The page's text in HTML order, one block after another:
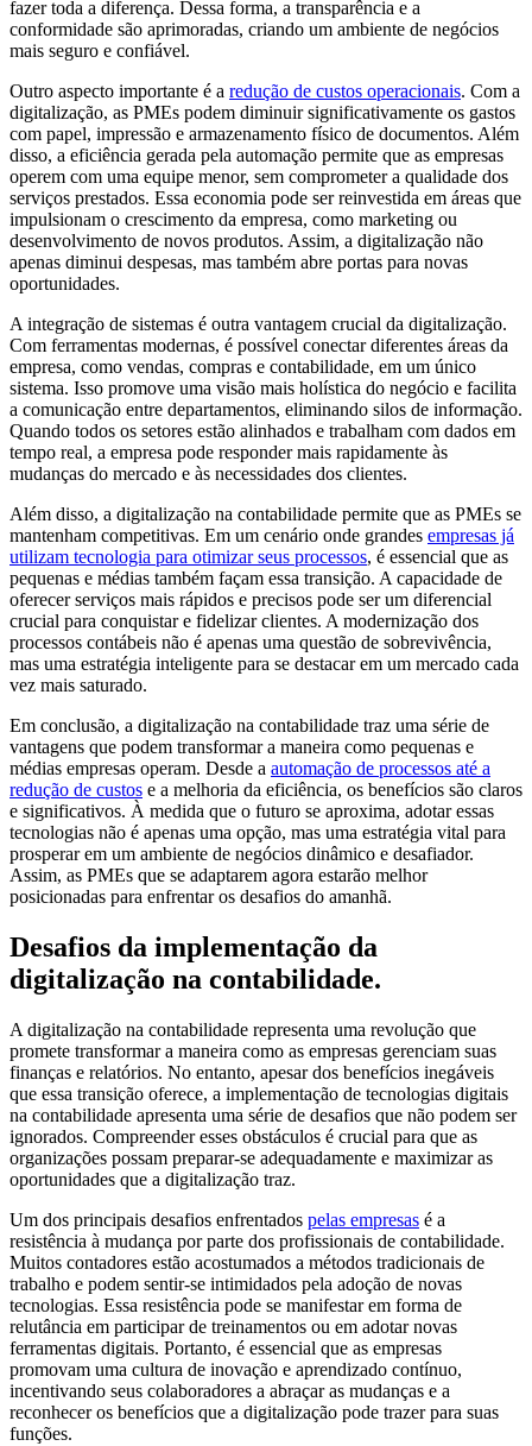
fazer toda a diferença. Dessa forma, a transparência e a
conformidade são aprimoradas, criando um ambiente de negócios
mais seguro e confiável.
Outro aspecto importante é a redução de custos operacionais. Com a
digitalização, as PMEs podem diminuir significativamente os gastos
com papel, impressão e armazenamento físico de documentos. Além
disso, a eficiência gerada pela automação permite que as empresas
operem com uma equipe menor, sem comprometer a qualidade dos
serviços prestados. Essa economia pode ser reinvestida em áreas que
impulsionam o crescimento da empresa, como marketing ou
desenvolvimento de novos produtos. Assim, a digitalização não
apenas diminui despesas, mas também abre portas para novas
oportunidades.
A integração de sistemas é outra vantagem crucial da digitalização.
Com ferramentas modernas, é possível conectar diferentes áreas da
empresa, como vendas, compras e contabilidade, em um único
sistema. Isso promove uma visão mais holística do negócio e facilita
a comunicação entre departamentos, eliminando silos de informação.
Quando todos os setores estão alinhados e trabalham com dados em
tempo real, a empresa pode responder mais rapidamente às
mudanças do mercado e às necessidades dos clientes.
Além disso, a digitalização na contabilidade permite que as PMEs se
mantenham competitivas. Em um cenário onde grandes empresas já
utilizam tecnologia para otimizar seus processos, é essencial que as
pequenas e médias também façam essa transição. A capacidade de
oferecer serviços mais rápidos e precisos pode ser um diferencial
crucial para conquistar e fidelizar clientes. A modernização dos
processos contábeis não é apenas uma questão de sobrevivência,
mas uma estratégia inteligente para se destacar em um mercado cada
vez mais saturado.
Em conclusão, a digitalização na contabilidade traz uma série de
vantagens que podem transformar a maneira como pequenas e
médias empresas operam. Desde a automação de processos até a
redução de custos e a melhoria da eficiência, os benefícios são claros
e significativos. À medida que o futuro se aproxima, adotar essas
tecnologias não é apenas uma opção, mas uma estratégia vital para
prosperar em um ambiente de negócios dinâmico e desafiador.
Assim, as PMEs que se adaptarem agora estarão melhor
posicionadas para enfrentar os desafios do amanhã.
Desafios da implementação da
digitalização na contabilidade.
A digitalização na contabilidade representa uma revolução que
promete transformar a maneira como as empresas gerenciam suas
finanças e relatórios. No entanto, apesar dos benefícios inegáveis
que essa transição oferece, a implementação de tecnologias digitais
na contabilidade apresenta uma série de desafios que não podem ser
ignorados. Compreender esses obstáculos é crucial para que as
organizações possam preparar-se adequadamente e maximizar as
oportunidades que a digitalização traz.
Um dos principais desafios enfrentados pelas empresas é a
resistência à mudança por parte dos profissionais de contabilidade.
Muitos contadores estão acostumados a métodos tradicionais de
trabalho e podem sentir-se intimidados pela adoção de novas
tecnologias. Essa resistência pode se manifestar em forma de
relutância em participar de treinamentos ou em adotar novas
ferramentas digitais. Portanto, é essencial que as empresas
promovam uma cultura de inovação e aprendizado contínuo,
incentivando seus colaboradores a abraçar as mudanças e a
reconhecer os benefícios que a digitalização pode trazer para suas
funções.